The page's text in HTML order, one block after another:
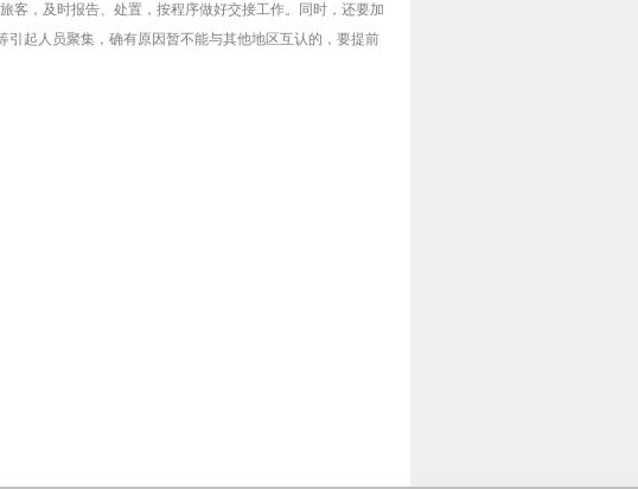
客，及时报告、处置，按程序做好交接工作。同时，还要加
引起人员聚集，确有原因暂不能与其他地区互认的，要提前